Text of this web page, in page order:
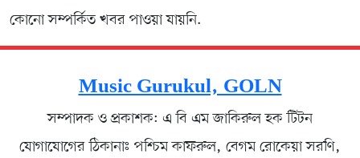
কোনো সম্পর্কিত খবর পাওয়া যায়নি.
Music Gurukul, GOLN
সম্পাদক ও প্রকাশক: এ বি এম জাকিরুল হক টিটন
যোগাযোগের ঠিকানাঃ পশ্চিম কাফরুল, বেগম রোকেয়া সরণি,